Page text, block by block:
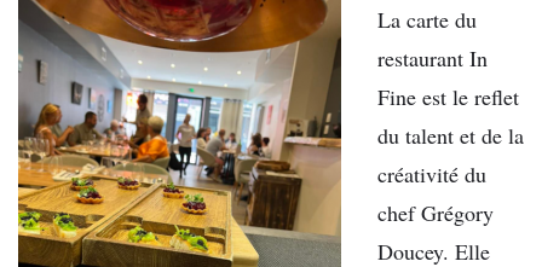
La carte du
restaurant In
Fine est le reflet
du talent et de la
créativité du
chef Grégory
Doucey. Elle